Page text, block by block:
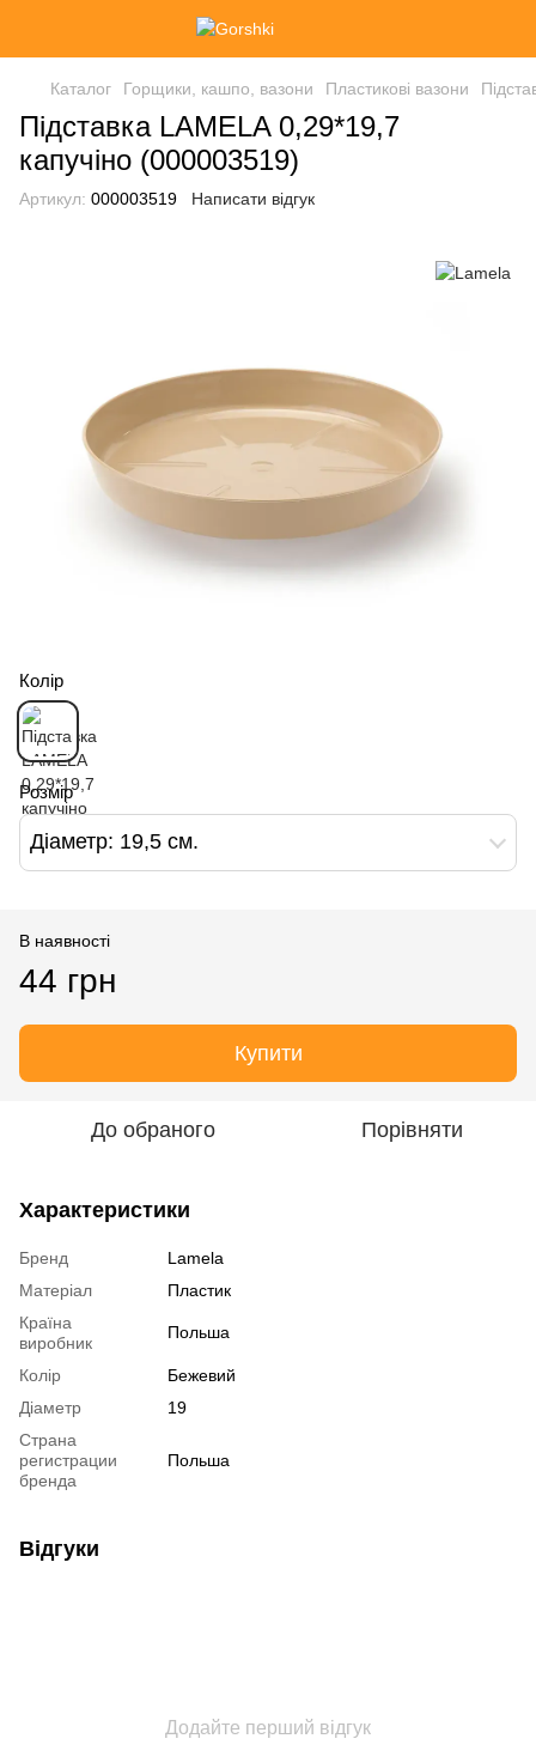
Каталог Горщики, кашпо, вазони Пластикові вазони
Підставка LAMELA 0,29*19,7
капучіно (000003519)
Артикул: 000003519 Написати відгук
Колір
Розмір
Діаметр: 19,5 см.
В наявності
44 грн
Купити
До обраного Порівняти
Характеристики
Бренд
Lamela
Матеріал
Пластик
Країна
виробник
Польша
Колір
Бежевий
Діаметр
19
Страна
регистрации
бренда
Польша
Відгуки
Додайте перший відгук